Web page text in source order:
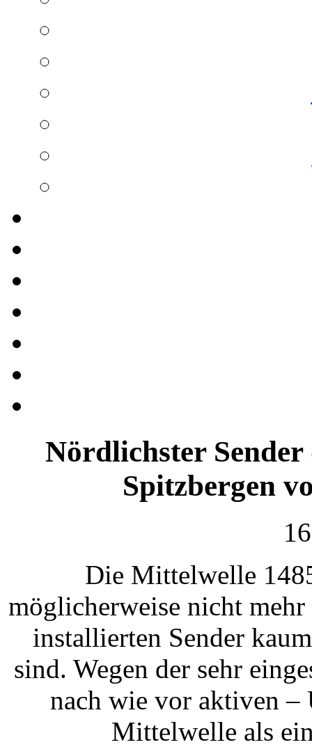
Nördlichster
Spitzbergen
Die Mittelwelle
möglicherweise nicht
installierten Sender
sind. Wegen der sehr
nach wie vor aktiven –
Mittelwelle als